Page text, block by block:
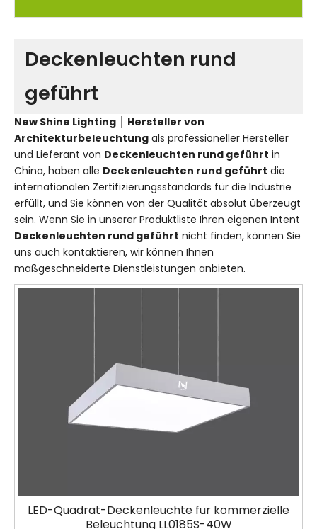
Deckenleuchten rund
geführt
New Shine Lighting │ Hersteller von
Architekturbeleuchtung als professioneller Hersteller
und Lieferant von Deckenleuchten rund geführt in
China, haben alle Deckenleuchten rund geführt die
internationalen Zertifizierungsstandards für die Industrie
erfüllt, und Sie können von der Qualität absolut überzeugt
sein. Wenn Sie in unserer Produktliste Ihren eigenen Intent
Deckenleuchten rund geführt nicht finden, können Sie
uns auch kontaktieren, wir können Ihnen
maßgeschneiderte Dienstleistungen anbieten.
LED-Quadrat-Deckenleuchte für kommerzielle
Beleuchtung LL0185S-40W